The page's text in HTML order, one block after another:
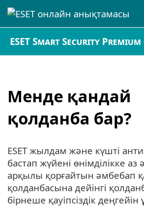
ESET Smart Security
Менде қандай
қолданба бар?
ESET жылдам және күшті
бастап жүйені өнімділікке аз
арқылы қорғайтын әмбебап
қолданбасына дейінгі
бірнеше қауіпсіздік